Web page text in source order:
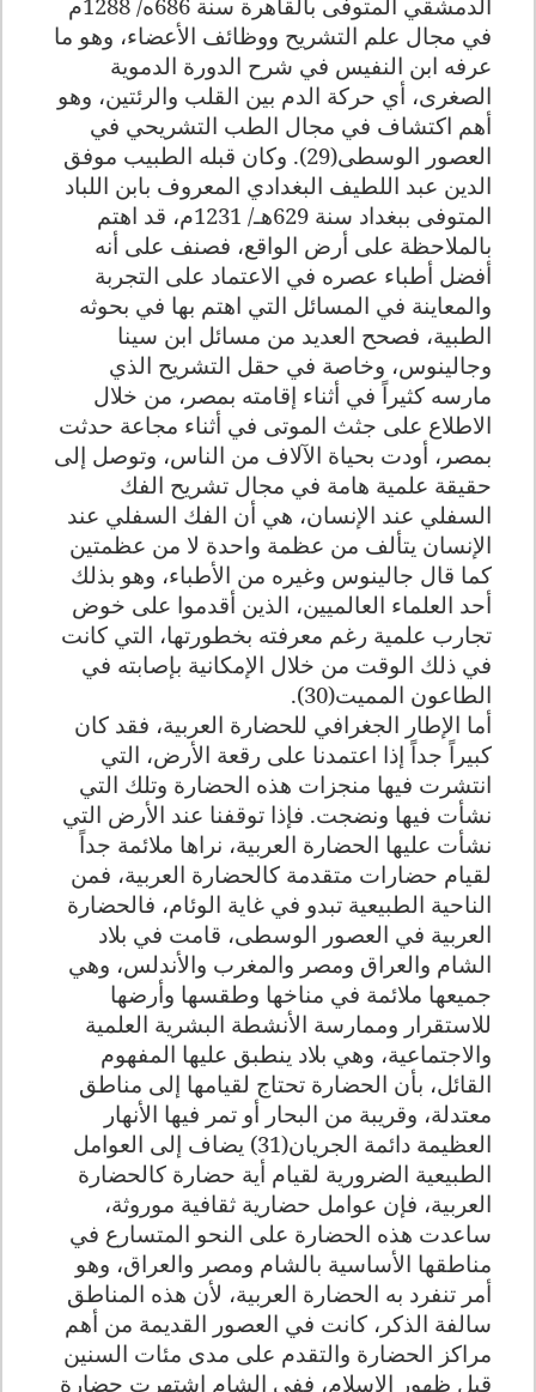
في مجال علم التشريح ووظائف الأعضاء، وهو ما
عرفه ابن النفيس في شرح الدورة الدموية
الصغرى، أي حركة الدم بين القلب والرئتين، وهو
أهم اكتشاف في مجال الطب التشريحي في
العصور الوسطى(29). وكان قبله الطبيب موفق
الدين عبد اللطيف البغدادي المعروف بابن اللباد
المتوفى ببغداد سنة 629هـ/ 1231م، قد اهتم
بالملاحظة على أرض الواقع، فصنف على أنه
أفضل أطباء عصره في الاعتماد على التجربة
والمعاينة في المسائل التي اهتم بها في بحوثه
الطبية، فصحح العديد من مسائل ابن سينا
وجالينوس، وخاصة في حقل التشريح الذي
مارسه كثيراً في أثناء إقامته بمصر، من خلال
الاطلاع على جثث الموتى في أثناء مجاعة حدثت
بمصر، أودت بحياة الآلاف من الناس، وتوصل إلى
حقيقة علمية هامة في مجال تشريح الفك
السفلي عند الإنسان، هي أن الفك السفلي عند
الإنسان يتألف من عظمة واحدة لا من عظمتين
كما قال جالينوس وغيره من الأطباء، وهو بذلك
أحد العلماء العالميين، الذين أقدموا على خوض
تجارب علمية رغم معرفته بخطورتها، التي كانت
في ذلك الوقت من خلال الإمكانية بإصابته في
الطاعون المميت(30).
أما الإطار الجغرافي للحضارة العربية، فقد كان
كبيراً جداً إذا اعتمدنا على رقعة الأرض، التي
انتشرت فيها منجزات هذه الحضارة وتلك التي
نشأت فيها ونضجت. فإذا توقفنا عند الأرض التي
نشأت عليها الحضارة العربية، نراها ملائمة جداً
لقيام حضارات متقدمة كالحضارة العربية، فمن
الناحية الطبيعية تبدو في غاية الوئام، فالحضارة
العربية في العصور الوسطى، قامت في بلاد
الشام والعراق ومصر والمغرب والأندلس، وهي
جميعها ملائمة في مناخها وطقسها وأرضها
للاستقرار وممارسة الأنشطة البشرية العلمية
والاجتماعية، وهي بلاد ينطبق عليها المفهوم
القائل، بأن الحضارة تحتاج لقيامها إلى مناطق
معتدلة، وقريبة من البحار أو تمر فيها الأنهار
العظيمة دائمة الجريان(31) يضاف إلى العوامل
الطبيعية الضرورية لقيام أية حضارة كالحضارة
العربية، فإن عوامل حضارية ثقافية موروثة،
ساعدت هذه الحضارة على النحو المتسارع في
مناطقها الأساسية بالشام ومصر والعراق، وهو
أمر تنفرد به الحضارة العربية، لأن هذه المناطق
سالفة الذكر، كانت في العصور القديمة من أهم
مراكز الحضارة والتقدم على مدى مئات السنين
قبل ظهور الإسلام، ففي الشام اشتهرت حضارة